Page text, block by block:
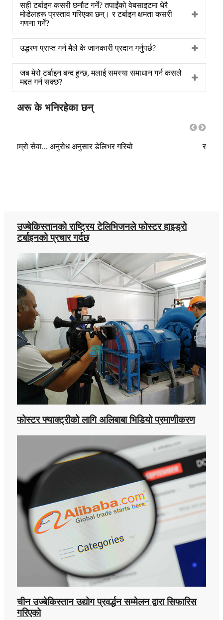
सही टर्बाइन कसरी छनौट गर्ने? तपाईंको वेबसाइटमा धेरै
मोडेलहरू प्रस्ताव गरिएका छन्। र टर्बाइन क्षमता कसरी
गणना गर्ने?
उद्धरण प्राप्त गर्न मैले के जानकारी प्रदान गर्नुपर्छ?
जब मेरो टर्बाइन बन्द हुन्छ, मलाई समस्या समाधान गर्न कसले
मद्दत गर्न सक्छ?
अरू के भनिरहेका छन्
राम्रो उत्पादन र धेरै राम्रो सेवा!!! म यसलाई सिफारिस गर्छु!
उज्बेकिस्तानको राष्ट्रिय टेलिभिजनले फोस्टर हाइड्रो
टर्बाइनको प्रचार गर्दछ
फोस्टर फ्याक्ट्रीको लागि अलिबाबा भिडियो प्रमाणीकरण
चीन उज्बेकिस्तान उद्योग प्रवर्द्धन सम्मेलन द्वारा सिफारिस
गरिएको